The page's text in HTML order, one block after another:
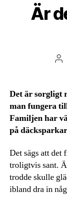
Är
Det är sorgligt
man fungera
Familjen har
på
Det sägs att det
troligtvis sant.
trodde skulle
ibland dra in